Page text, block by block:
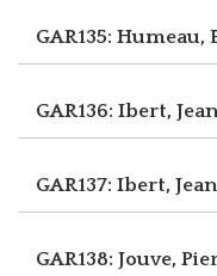
GAR135: Humeau,
GAR136: Ibert,
GAR137: Ibert,
GAR138: Jouve,